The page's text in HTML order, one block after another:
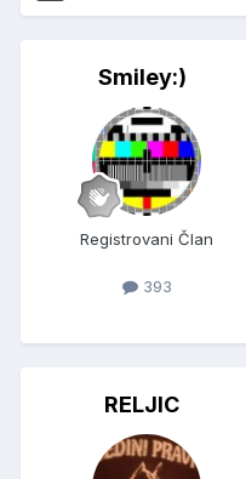
Smiley:)
Registrovani Član
393
RELJIC